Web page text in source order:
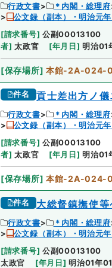
行政文書 ＊内閣・総理府
公文録（副本）・明治元
[請求番号] 公副00013100
者] 太政官 [年月日] 明治01
[保存場所] 本館-2A-024-
件名 貢士差出方ノ儀
行政文書 ＊内閣・総理府
公文録（副本）・明治元
[請求番号] 公副00013100
者] 太政官 [年月日] 明治01
[保存場所] 本館-2A-024-
件名 大総督鎮撫使
行政文書 ＊内閣・総理府
公文録（副本）・明治元
[請求番号] 公副00013100
太政官
[年月日] 明治01年